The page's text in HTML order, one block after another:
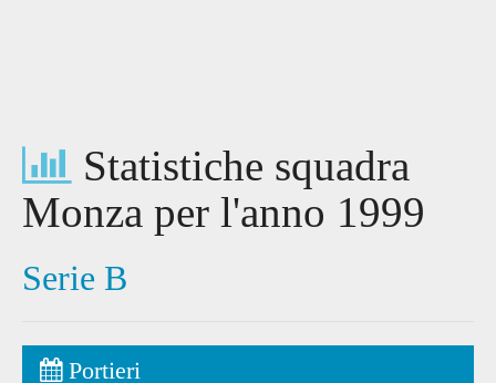
Statistiche squadra
Monza per l'anno 1999
Serie B
Portieri